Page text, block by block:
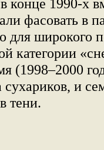
конце 1990-х
фасовать в
для широкого
категории
(1998–2000
и
тени.